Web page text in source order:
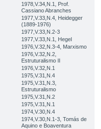
1978,V.34,N.1, Prof.
Cassiano Abranches
1977,V.33,N.4, Heidegger
(1889-1976)
1977,V.33,N.2-3
1977,V.33,N.1, Hegel
1976,V.32,N.3-4, Marxismo
1976,V.32,N.2,
Estruturalismo II
1976,V.32,N.1
1975,V.31,N.4
1975,V.31,N.3,
Estruturalismo
1975,V.31,N.2
1975,V.31,N.1
1974,V.30,N.4
1974,V.30,N.1-3, Tomás de
Aquino e Boaventura